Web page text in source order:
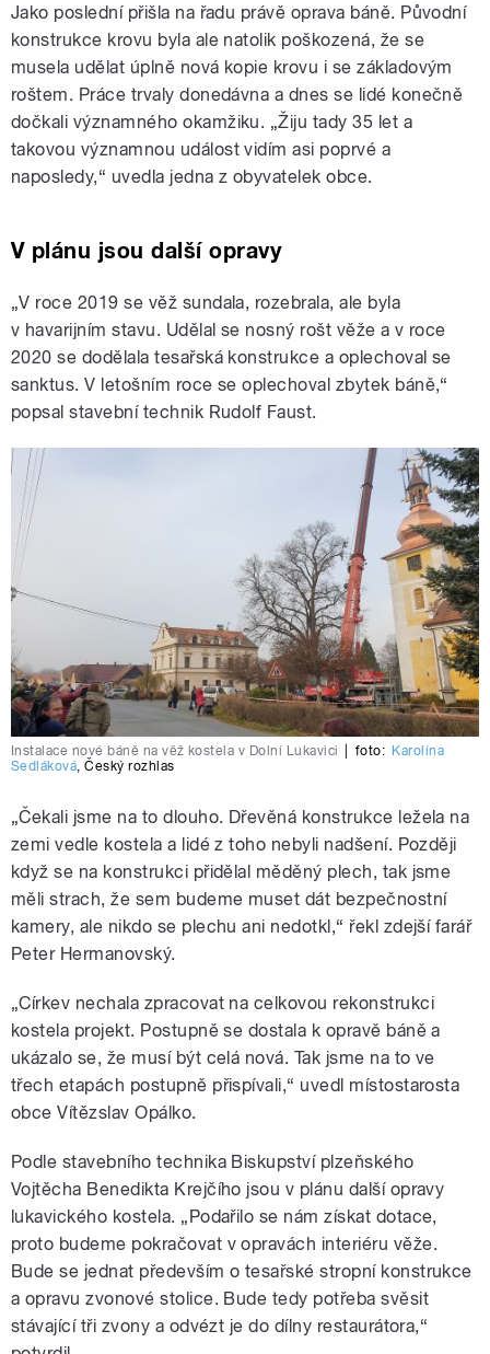
Jako poslední přišla na řadu právě oprava báně. Původní
konstrukce krovu byla ale natolik poškozená, že se
musela udělat úplně nová kopie krovu i se základovým
roštem. Práce trvaly donedávna a dnes se lidé konečně
dočkali významného okamžiku. „Žiju tady 35 let a
takovou významnou událost vidím asi poprvé a
naposledy,“ uvedla jedna z obyvatelek obce.
V plánu jsou další opravy
„V roce 2019 se věž sundala, rozebrala, ale byla
v havarijním stavu. Udělal se nosný rošt věže a v roce
2020 se dodělala tesařská konstrukce a oplechoval se
sanktus. V letošním roce se oplechoval zbytek báně,“
popsal stavební technik Rudolf Faust.
Instalace nové báně na věž kostela v Dolní Lukavici foto: Karolína
Sedláková ,Český rozhlas
„Čekali jsme na to dlouho. Dřevěná konstrukce ležela na
zemi vedle kostela a lidé z toho nebyli nadšení. Později
když se na konstrukci přidělal měděný plech, tak jsme
měli strach, že sem budeme muset dát bezpečnostní
kamery, ale nikdo se plechu ani nedotkl,“ řekl zdejší farář
Peter Hermanovský.
„Církev nechala zpracovat na celkovou rekonstrukci
kostela projekt. Postupně se dostala k opravě báně a
ukázalo se, že musí být celá nová. Tak jsme na to ve
třech etapách postupně přispívali,“ uvedl místostarosta
obce Vítězslav Opálko.
Podle stavebního technika Biskupství plzeňského
Vojtěcha Benedikta Krejčího jsou v plánu další opravy
lukavického kostela. „Podařilo se nám získat dotace,
proto budeme pokračovat v opravách interiéru věže.
Bude se jednat především o tesařské stropní konstrukce
a opravu zvonové stolice. Bude tedy potřeba svěsit
stávající tři zvony a odvézt je do dílny restaurátora,“